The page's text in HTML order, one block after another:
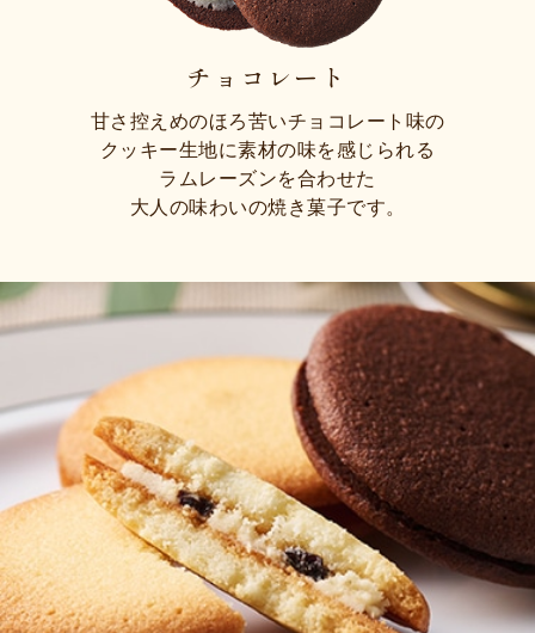
チョコレート
甘さ控えめのほろ苦いチョコレート味の
クッキー生地に素材の味を感じられる
ラムレーズンを合わせた
大人の味わいの焼き菓子です。